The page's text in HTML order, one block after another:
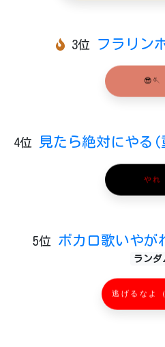
3位 フラリン
😎🪡
4位 見たら絶対にやる
やれ
5位 ボカロ歌いやが
ランダ
逃げるなよ